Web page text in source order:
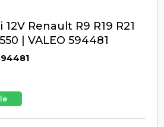
Renault R9 R19 R21
| VALEO 594481